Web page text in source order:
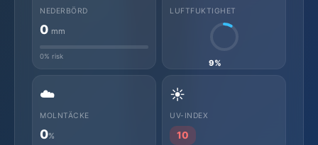
NEDERBÖRD
0 mm
0% risk
LUFTFUKTIGHET
9%
☁️
MOLNTÄCKE
0%
☀️
UV-INDEX
10